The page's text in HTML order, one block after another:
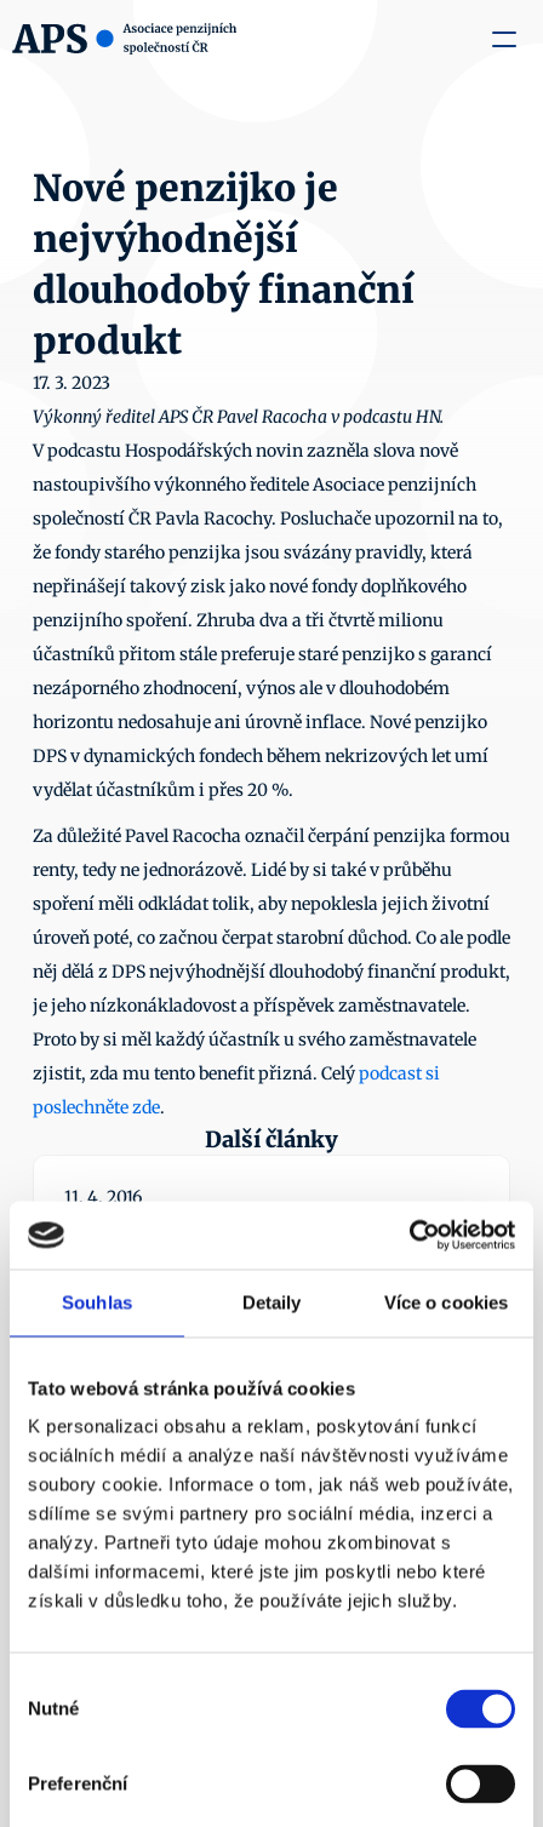
Souhlas Detaily Více o cookies
Tato webová stránka používá cookies
K personalizaci obsahu a reklam, poskytování funkcí
sociálních médií a analýze naší návštěvnosti využíváme
soubory cookie. Informace o tom, jak náš web používáte,
sdílíme se svými partnery pro sociální média, inzerci a
analýzy. Partneři tyto údaje mohou zkombinovat s
dalšími informacemi, které jste jim poskytli nebo které
získali v důsledku toho, že používáte jejich služby.
souhlasu
Nutné
Preferenční
Nové penzijko je
nejvýhodnější
dlouhodobý finanční
produkt
17. 3. 2023
Výkonný ředitel APS ČR Pavel Racocha v podcastu HN.
V podcastu Hospodářských novin zazněla slova nově
nastoupivšího výkonného ředitele Asociace penzijních
společností ČR Pavla Racochy. Posluchače upozornil na to,
že fondy starého penzijka jsou svázány pravidly, která
nepřinášejí takový zisk jako nové fondy doplňkového
penzijního spoření. Zhruba dva a tři čtvrtě milionu
účastníků přitom stále preferuje staré penzijko s garancí
nezáporného zhodnocení, výnos ale v dlouhodobém
horizontu nedosahuje ani úrovně inflace. Nové penzijko
DPS v dynamických fondech během nekrizových let umí
vydělat účastníkům i přes 20 %.
Za důležité Pavel Racocha označil čerpání penzijka formou
renty, tedy ne jednorázově. Lidé by si také v průběhu
spoření měli odkládat tolik, aby nepoklesla jejich životní
úroveň poté, co začnou čerpat starobní důchod. Co ale podle
něj dělá z DPS nejvýhodnější dlouhodobý finanční produkt,
je jeho nízkonákladovost a příspěvek zaměstnavatele.
Proto by si měl každý účastník u svého zaměstnavatele
zjistit, zda mu tento benefit přizná. Celý podcast si
poslechněte zde.
Další články
11. 4. 2016
¶
Státní důchod? Důchodový věk
nestačí!
Nezapomínejme ani na novinku – možnost mít
zároveň dvě penzijní smlouvy.
Více info